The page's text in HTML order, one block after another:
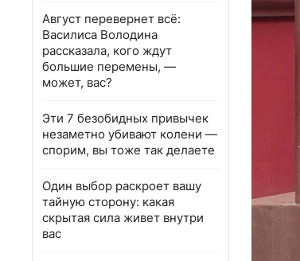
Август перевернет всё:
Василиса Володина
рассказала, кого ждут
большие перемены, —
может, вас?
Эти 7 безобидных привычек
незаметно убивают колени —
спорим, вы тоже так делаете
Один выбор раскроет вашу
тайную сторону: какая
скрытая сила живет внутри
вас